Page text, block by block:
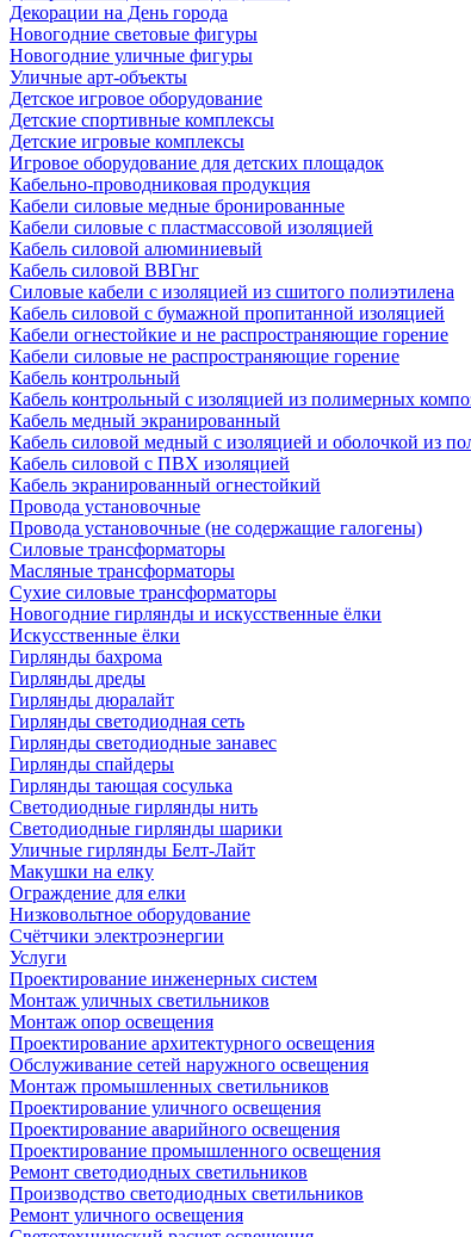
Декорации на День города
Новогодние световые фигуры
Новогодние уличные фигуры
Уличные арт-объекты
Детское игровое оборудование
Детские спортивные комплексы
Детские игровые комплексы
Игровое оборудование для детских площадок
Кабельно-проводниковая продукция
Кабели силовые медные бронированные
Кабели силовые с пластмассовой изоляцией
Кабель силовой алюминиевый
Кабель силовой ВВГнг
Силовые кабели с изоляцией из сшитого полиэтилена
Кабель силовой с бумажной пропитанной изоляцией
Кабели огнестойкие и не распространяющие горение
Кабели силовые не распространяющие горение
Кабель контрольный
Кабель контрольный с изоляцией из полимерных
Кабель медный экранированный
Кабель силовой медный с изоляцией и оболочкой из
Кабель силовой с ПВХ изоляцией
Кабель экранированный огнестойкий
Провода установочные
Провода установочные (не содержащие галогены)
Силовые трансформаторы
Масляные трансформаторы
Сухие силовые трансформаторы
Новогодние гирлянды и искусственные ёлки
Искусственные ёлки
Гирлянды бахрома
Гирлянды дреды
Гирлянды дюралайт
Гирлянды светодиодная сеть
Гирлянды светодиодные занавес
Гирлянды спайдеры
Гирлянды тающая сосулька
Светодиодные гирлянды нить
Светодиодные гирлянды шарики
Уличные гирлянды Белт-Лайт
Макушки на елку
Ограждение для елки
Низковольтное оборудование
Счётчики электроэнергии
Услуги
Проектирование инженерных систем
Монтаж уличных светильников
Монтаж опор освещения
Проектирование архитектурного освещения
Обслуживание сетей наружного освещения
Монтаж промышленных светильников
Проектирование уличного освещения
Проектирование аварийного освещения
Проектирование промышленного освещения
Ремонт светодиодных светильников
Производство светодиодных светильников
Ремонт уличного освещения